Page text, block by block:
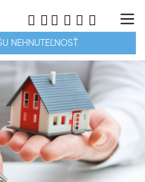
NEHNUTEĽNOSŤ